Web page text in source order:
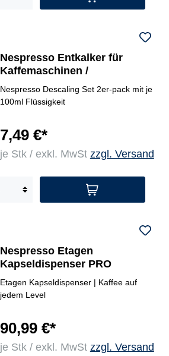
Nespresso Entkalker für
Kaffemaschinen /
Nespresso Descaling Set 2er-pack mit je
100ml Flüssigkeit
7,49 €*
je Stk / exkl. MwSt zzgl. Versand
Nespresso Etagen
Kapseldispenser PRO
Etagen Kapseldispenser | Kaffee auf
jedem Level
90,99 €*
je Stk / exkl. MwSt zzgl. Versand